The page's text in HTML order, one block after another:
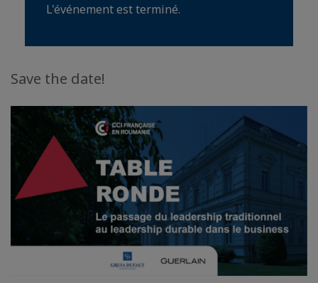
L'événement est terminé.
Save the date!